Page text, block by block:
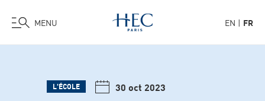
MENU EN FR
L'ÉCOLE 30 oct 2023